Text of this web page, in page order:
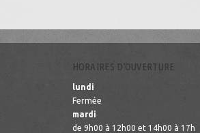
HORAIRES D’OUVERTURE
lundi
Fermée
mardi
de 9h00 à 12h00 et 14h00 à 17h